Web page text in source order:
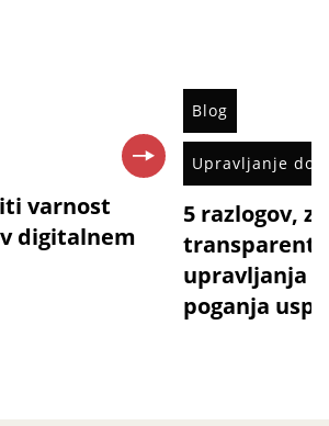
varnost
digitalnem
Blog
Upravljanje
5 razlogov,
upravljanja
poganja